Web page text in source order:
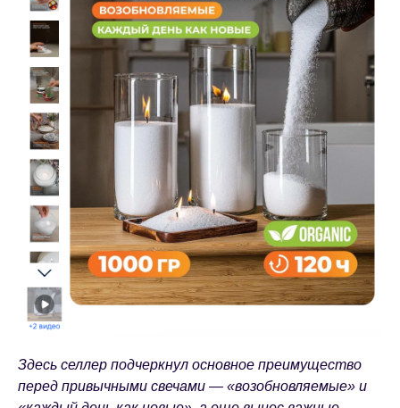
Здесь селлер подчеркнул основное преимущество
перед привычными свечами — «возобновляемые» и